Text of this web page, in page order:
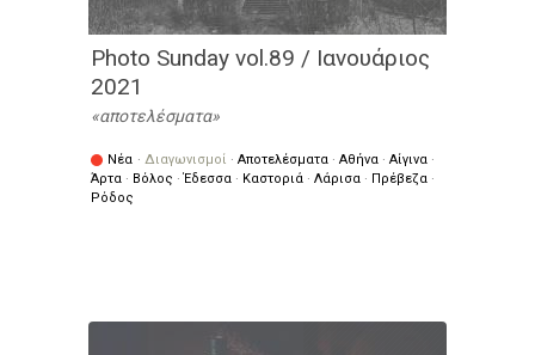
Photo Sunday vol.89 / Ιανουάριος
2021
αποτελέσματα
Νέα · Διαγωνισμοί · Αποτελέσματα · Αθήνα · Αίγινα ·
Άρτα · Βόλος ·Έδεσσα · Καστοριά · Λάρισα · Πρέβεζα ·
Ρόδος